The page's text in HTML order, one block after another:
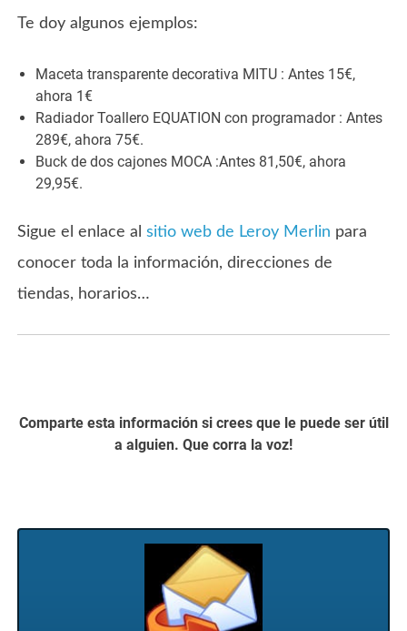
Te doy algunos ejemplos:
Maceta transparente decorativa MITU : Antes 15€,
ahora 1€
Radiador Toallero EQUATION con programador : Antes
289€, ahora 75€.
Buck de dos cajones MOCA :Antes 81,50€, ahora
29,95€.
Sigue el enlace alsitio web de Leroy Merlin para
conocer toda la información, direcciones de
tiendas, horarios…
Comparte esta información si crees que le puede ser útil
a alguien. Que corra la voz!